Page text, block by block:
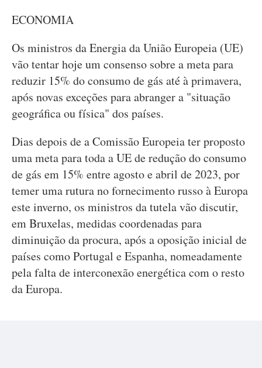
ECONOMIA
Os ministros da Energia da União Europeia (UE)
vão tentar hoje um consenso sobre a meta para
reduzir 15% do consumo de gás até à primavera,
após novas exceções para abranger a "situação
geográfica ou física" dos países.
Dias depois de a Comissão Europeia ter proposto
uma meta para toda a UE de redução do consumo
de gás em 15% entre agosto e abril de 2023, por
temer uma rutura no fornecimento russo à Europa
este inverno, os ministros da tutela vão discutir,
em Bruxelas, medidas coordenadas para
diminuição da procura, após a oposição inicial de
países como Portugal e Espanha, nomeadamente
pela falta de interconexão energética com o resto
da Europa.